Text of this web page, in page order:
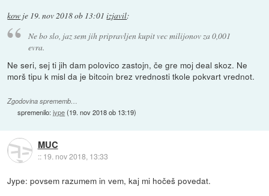
kow je 19. nov 2018 ob 13:01 izjavil:
Ne bo slo, jaz sem jih pripravljen kupit vec milijonov za 0,001
evra.
Ne seri, sej ti jih dam polovico zastojn, če gre moj deal skoz. Ne
morš tipu k misl da je bitcoin brez vrednosti tkole pokvart vrednot.
Zgodovina sprememb…
spremenilo:jype(19. nov 2018 ob 13:19)
MUC
:: 19. nov 2018, 13:33
Jype: povsem razumem in vem, kaj mi hočeš povedat.